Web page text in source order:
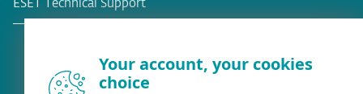
ESET Technical Support
Your account, your cookies
choice